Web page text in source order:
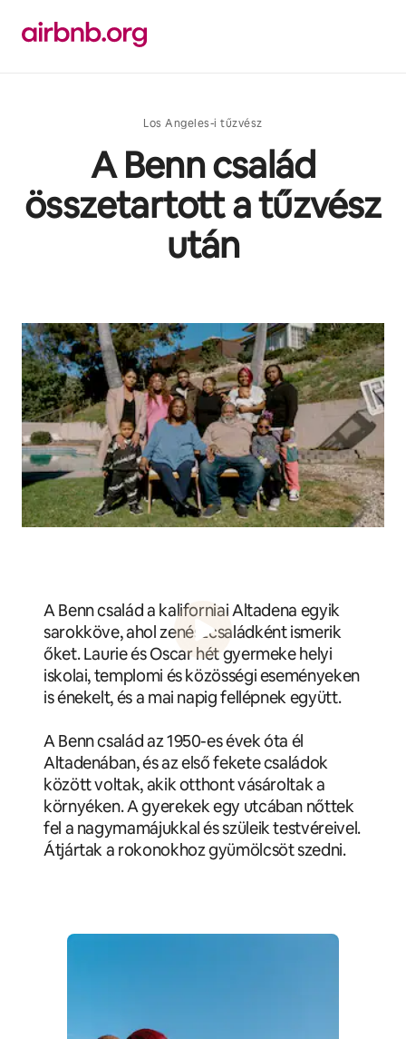
tartalomra
Los Angeles-i tűzvész
A Benn család
összetartott a tűzvész
után
A Benn család a kaliforniai Altadena egyik
sarokköve, ahol zenészcsaládként ismerik
őket. Laurie és Oscar hét gyermeke helyi
iskolai, templomi és közösségi eseményeken
is énekelt, és a mai napig fellépnek együtt.
A Benn család az 1950-es évek óta él
Altadenában, és az első fekete családok
között voltak, akik otthont vásároltak a
környéken. A gyerekek egy utcában nőttek
fel a nagymamájukkal és szüleik testvéreivel.
Átjártak a rokonokhoz gyümölcsöt szedni.